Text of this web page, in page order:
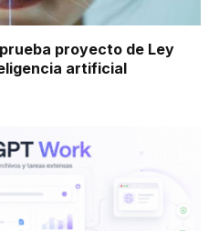
proyecto de Ley
artificial